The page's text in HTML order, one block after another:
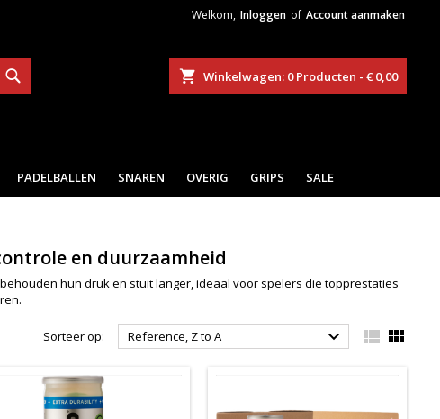
Welkom, Inloggen of Account aanmaken
Winkelwagen 0 Producten - € 0,00
PADELBALLEN SNAREN OVERIG GRIPS SALE
en duurzaamheid
hun druk en stuit langer, ideaal voor spelers die topprestaties
Sorteer op: Reference, Z to A   